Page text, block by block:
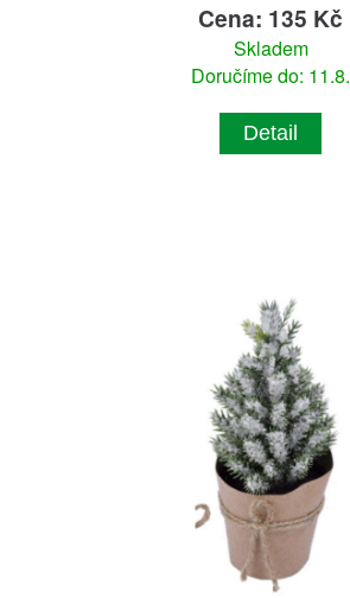
Cena: 135 Kč
Skladem
Doručíme do: 11.8.
Detail